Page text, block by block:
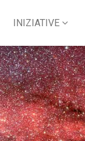
INIZIATIVE